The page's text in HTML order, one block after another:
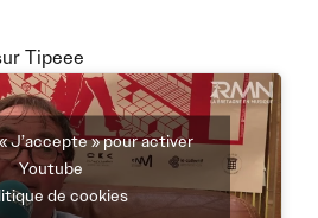
J’accepte » pour activer
Youtube
de cookies
Tipeee